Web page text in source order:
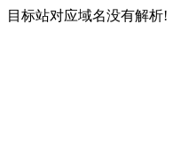
目标站对应域名没有解析!